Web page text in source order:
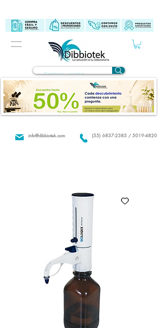
(55) 6837-2385 / 5019-4820
info@dibbiotek.com